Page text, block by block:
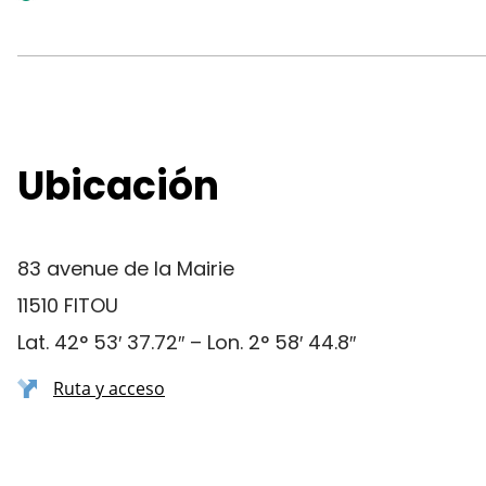
Ubicación
83 avenue de la Mairie
11510 FITOU
Lat. 42° 53′ 37.72″ – Lon. 2° 58′ 44.8″
Ruta y acceso